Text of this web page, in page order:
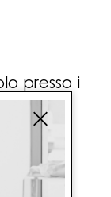
presso i
(RM)